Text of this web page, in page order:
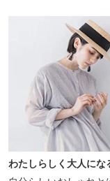
わたしらしく大人にな